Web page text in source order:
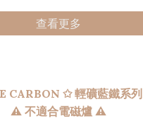
查看更多
CARBON ✩輕礦藍鐵系列
⚠ 不適合電磁爐 ⚠